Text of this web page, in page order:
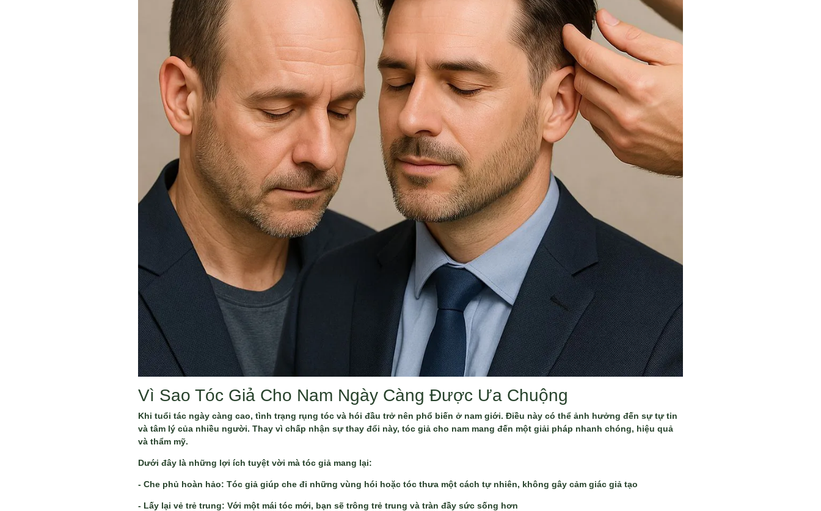
Vì Sao Tóc Giả Cho Nam Ngày Càng Được Ưa Chuộng
Khi tuổi tác ngày càng cao, tình trạng rụng tóc và hói đầu trở nên phổ biến ở nam giới. Điều này có thể ảnh hưởng đến sự tự tin
và tâm lý của nhiều người. Thay vì chấp nhận sự thay đổi này, tóc giả cho nam mang đến một giải pháp nhanh chóng, hiệu quả
và thẩm mỹ.
Dưới đây là những lợi ích tuyệt vời mà tóc giả mang lại:
- Che phủ hoàn hảo: Tóc giả giúp che đi những vùng hói hoặc tóc thưa một cách tự nhiên, không gây cảm giác giả tạo
- Lấy lại vẻ trẻ trung: Với một mái tóc mới, bạn sẽ trông trẻ trung và tràn đầy sức sống hơn